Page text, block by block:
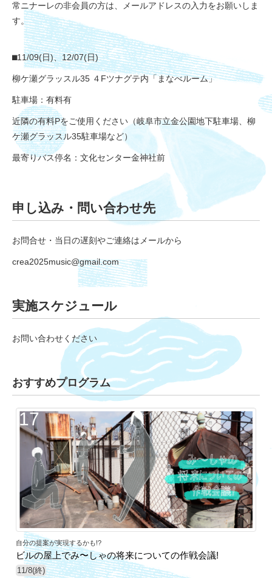
常ニナーレの非会員の方は、メールアドレスの入力をお願いしま
す。
⬛︎11/09(日)、12/07(日)
柳ケ瀬グラッスル35 ４Fツナグテ内「まなべルーム」
駐車場：有料有
近隣の有料Pをご使用ください（岐阜市立金公園地下駐車場、柳
ケ瀬グラッスル35駐車場など）
最寄りバス停名：文化センター金神社前
申し込み・問い合わせ先
お問合せ・当日の遅刻やご連絡はメールから
crea2025music@gmail.com
実施スケジュール
お問い合わせください
おすすめプログラム
17
自分の提案が実現するかも!?
ビルの屋上でみ〜しゃの将来についての作戦会議!
11/8(終)